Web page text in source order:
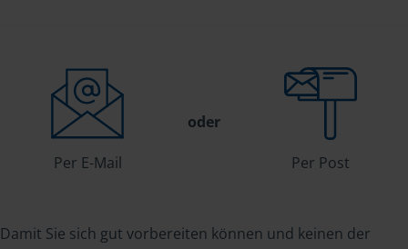
Per E-Mail
oder
Per Post
Damit Sie sich gut vorbereiten können und keinen der